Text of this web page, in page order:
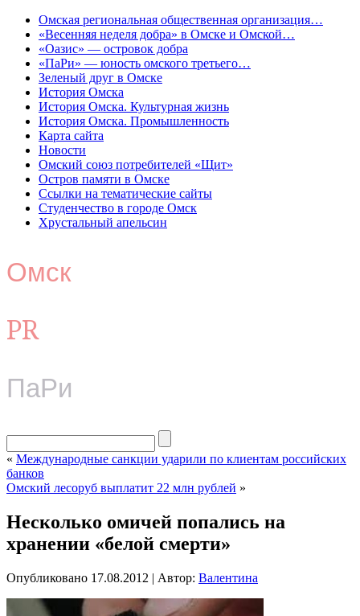
Омская региональная общественная организация…
«Весенняя неделя добра» в Омске и Омской…
«Оазис» — островок добра
«ПаРи» — юность омского третьего…
Зеленый друг в Омске
История Омска
История Омска. Культурная жизнь
История Омска. Промышленность
Карта сайта
Новости
Омский союз потребителей «Щит»
Остров памяти в Омске
Ссылки на тематические сайты
Студенчество в городе Омск
Хрустальный апельсин
Омск
PR
ПаРи
« Международные санкции ударили по клиентам российских
банков
Омский лесоруб выплатит 22 млн рублей »
Несколько омичей попались на
хранении «белой смерти»
Опубликовано 17.08.2012 | Автор: Валентина